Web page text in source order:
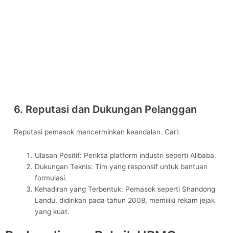
6. Reputasi dan Dukungan Pelanggan
Reputasi pemasok mencerminkan keandalan. Cari:
Ulasan Positif: Periksa platform industri seperti Alibaba.
Dukungan Teknis: Tim yang responsif untuk bantuan
formulasi.
Kehadiran yang Terbentuk: Pemasok seperti Shandong
Landu, didirikan pada tahun 2008, memiliki rekam jejak
yang kuat.